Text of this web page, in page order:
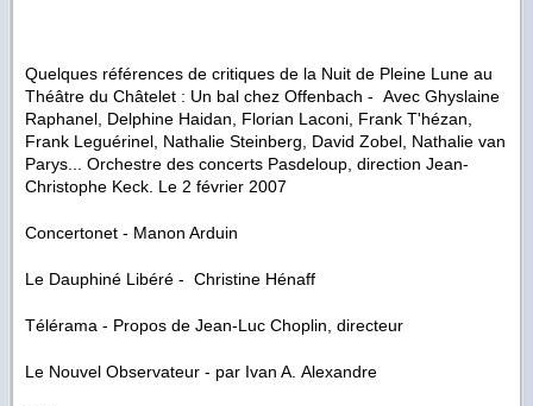
Quelques références de critiques de la Nuit de Pleine Lune au
Théâtre du Châtelet : Un bal chez Offenbach - Avec Ghyslaine
Raphanel, Delphine Haidan, Florian Laconi, Frank T'hézan,
Frank Leguérinel, Nathalie Steinberg, David Zobel, Nathalie van
Parys... Orchestre des concerts Pasdeloup, direction Jean-
Christophe Keck. Le 2 février 2007
Concertonet - Manon Arduin
Le Dauphiné Libéré - Christine Hénaff
Télérama - Propos de Jean-Luc Choplin, directeur
Le Nouvel Observateur - par Ivan A. Alexandre